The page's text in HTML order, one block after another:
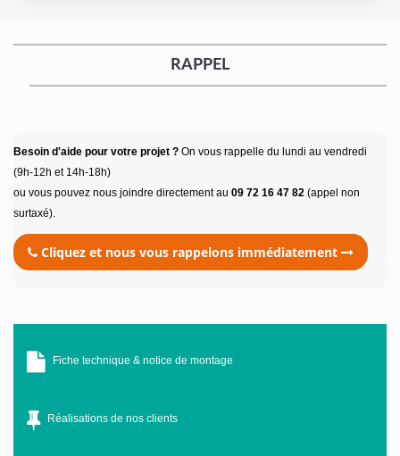
RAPPEL
Besoin d'aide pour votre projet ? On vous rappelle du lundi au vendredi
(9h-12h et 14h-18h)
ou vous pouvez nous joindre directement au 09 72 16 47 82 (appel non
surtaxé).
Cliquez et nous vous rappelons immédiatement
Fiche technique & notice de montage
Réalisations de nos clients